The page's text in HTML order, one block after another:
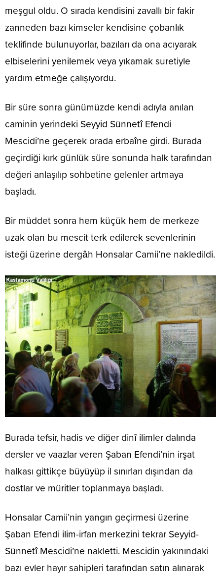
meşgul oldu. O sırada kendisini zavallı bir fakir
zanneden bazı kimseler kendisine çobanlık
teklifinde bulunuyorlar, bazıları da ona acıyarak
elbiselerini yenilemek veya yı­kamak suretiyle
yardım etmeğe çalışıyordu.
Bir süre sonra günümüzde kendi adıyla anılan
caminin yerindeki Seyyid Sünnetî Efendi
Mescidi’ne geçerek orada erbaîne girdi. Burada
geçirdiği kırk günlük süre sonunda halk tarafından
değeri anlaşılıp sohbetine gelenler artmaya
başladı.
Bir müddet sonra hem küçük hem de merkeze
uzak olan bu mescit terk edilerek sevenlerinin
isteği üzerine dergâh Honsalar Camii’ne nakledildi.
Burada tefsir, hadis ve diğer dinî ilimler dalında
dersler ve vaazlar veren Şaban Efendi’nin irşat
halkası gittikçe büyüyüp il sınırları dışından da
dostlar ve müritler toplanmaya başladı.
Honsalar Camii’nin yangın geçirmesi üzerine
Şaban Efendi ilim-irfan mer­kezini tekrar Seyyid-
Sünnetî Mescidi’ne nakletti. Mescidin yakınındaki
bazı evler hayır sahipleri tarafından satın alınarak